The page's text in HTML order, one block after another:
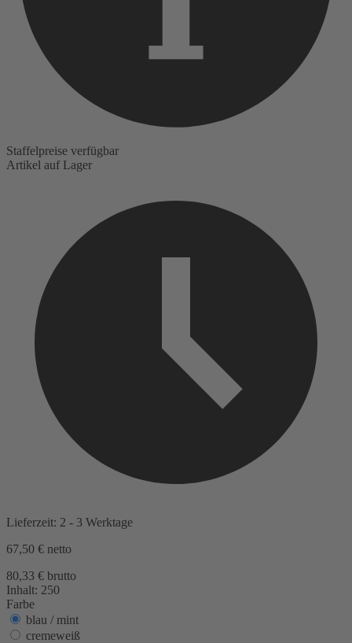
Staffelpreise verfügbar
Artikel auf Lager
Lieferzeit: 2 - 3 Werktage
67,50 € netto
80,33 € brutto
Inhalt: 250
Farbe
blau / mint
cremeweiß